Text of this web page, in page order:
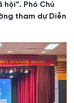
Phó Chủ
tham dự Diễn